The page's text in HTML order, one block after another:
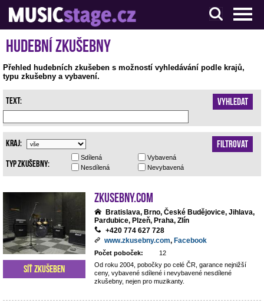
S muzikanty pro muzikanty
Hudební zkušebny
Přehled hudebních zkušeben s možností vyhledávání podle krajů,
typu zkušebny a vybavení.
Vyhledat
Text:
Filtrovat
Kraj:
Vybavená
Nevybavená
Sdílená
Nesdílená
Typ zkušebny:
Zkusebny.com
Bratislava, Brno, České Budějovice, Jihlava,
Pardubice, Plzeň, Praha, Zlín
+420 774 627 728
www.zkusebny.com, Facebook
Počet poboček:
12
Od roku 2004, pobočky po celé ČR, garance nejnižší
ceny, vybavené sdílené i nevybavené nesdílené
zkušebny, nejen pro muzikanty.
Síť zkušeben